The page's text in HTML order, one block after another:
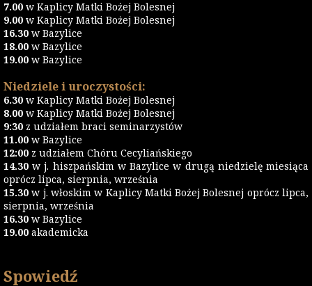
7.00 w Kaplicy Matki Bożej Bolesnej
9.00 w Kaplicy Matki Bożej Bolesnej
16.30 w Bazylice
18.00 w Bazylice
19.00 w Bazylice
Niedziele i uroczystości:
6.30 w Kaplicy Matki Bożej Bolesnej
8.00 w Kaplicy Matki Bożej Bolesnej
9:30 z udziałem braci seminarzystów
11.00 w Bazylice
12:00 z udziałem Chóru Cecyliańskiego
14.30 w j. hiszpańskim w Bazylice w drugą niedzielę miesiąca
oprócz lipca, sierpnia, września
15.30 w j. włoskim w Kaplicy Matki Bożej Bolesnej oprócz lipca,
sierpnia, września
16.30 w Bazylice
19.00 akademicka
Spowiedź